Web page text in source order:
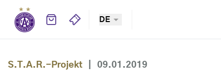
DE
S.T.A.R.-Projekt 09.01.2019